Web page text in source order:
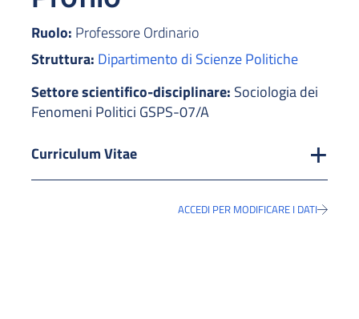
Ruolo: Professore Ordinario
Struttura: Dipartimento di Scienze Politiche
Settore scientifico-disciplinare: Sociologia dei
Fenomeni Politici GSPS-07/A
Curriculum Vitae
ACCEDI PER MODIFICARE I DATI